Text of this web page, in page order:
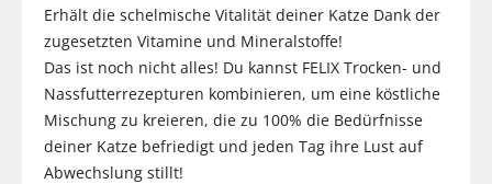
Erhält die schelmische Vitalität deiner Katze Dank der
zugesetzten Vitamine und Mineralstoffe!
Das ist noch nicht alles! Du kannst FELIX Trocken- und
Nassfutterrezepturen kombinieren, um eine köstliche
Mischung zu kreieren, die zu 100% die Bedürfnisse
deiner Katze befriedigt und jeden Tag ihre Lust auf
Abwechslung stillt!